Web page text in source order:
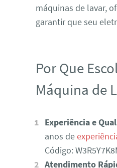
máquinas de lavar,
garantir que seu
Por Que
Máquina de
Experiência e
anos de
Código:
Atendimento